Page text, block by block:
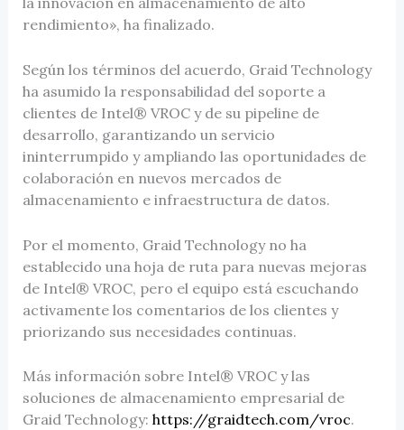
rendimiento», ha finalizado.
Según los términos del acuerdo, Graid Technology
ha asumido la responsabilidad del soporte a
clientes de Intel® VROC y de su pipeline de
desarrollo, garantizando un servicio
ininterrumpido y ampliando las oportunidades de
colaboración en nuevos mercados de
almacenamiento e infraestructura de datos.
Por el momento, Graid Technology no ha
establecido una hoja de ruta para nuevas mejoras
de Intel® VROC, pero el equipo está escuchando
activamente los comentarios de los clientes y
priorizando sus necesidades continuas.
Más información sobre Intel® VROC y las
soluciones de almacenamiento empresarial de
Graid Technology: https://graidtech.com/vroc.